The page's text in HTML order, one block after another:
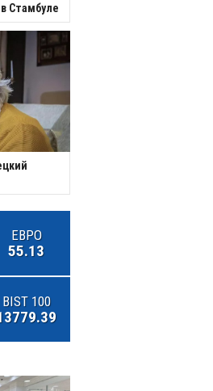
Стамбуле
ЕВРО
55.13
BIST 100